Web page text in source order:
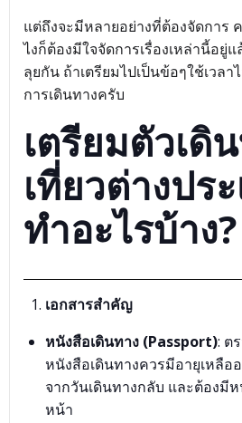
แต่ถึงจะมีหลายอย่างที่ต้องจัดการ
ไงก็ต้องมีใจจัดการเรื่องเหล่านี้อยู่
ลุยกัน ถ้าเตรียมไปเป็นข้อๆใช้เวล
การเดินทางครับ
เตรียมตัวเดิ
เที่ยวต่างปร
ทำอะไรบ้าง?
เอกสารสำคัญ
หนังสือเดินทาง (Passport): ต
หนังสือเดินทางควรมีอายุเหลือ
จากวันเดินทางกลับ และต้องมี
หน้า